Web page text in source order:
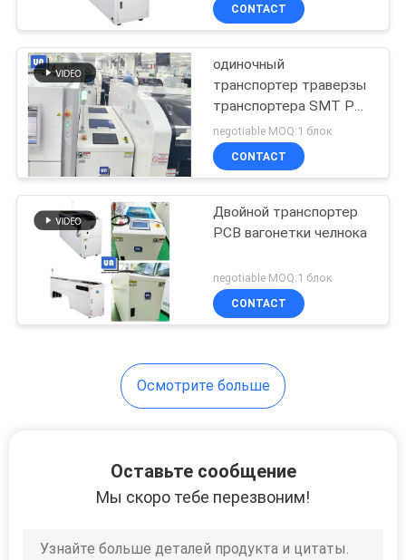
КАЧЕСТВА
СВЯЖИТЕСЬ
МЫ
НОВОСТИ
СПРОСИТЕ
ЦИТАТУ
CONTACT
одиночный
транспортер траверзы
транспортера SMT PCB
вагонетки челнока
300W
negotiable MOQ:1 блок
CONTACT
Двойной транспортер
PCB вагонетки челнока
negotiable MOQ:1 блок
CONTACT
Осмотрите больше
Оставьте сообщение
Мы скоро тебе перезвоним!